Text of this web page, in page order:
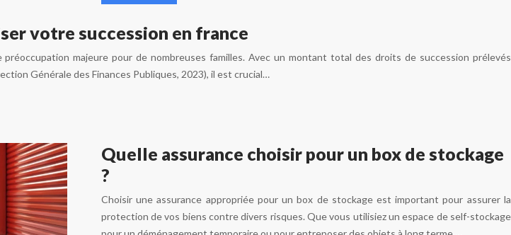
votre succession en france
majeure pour de nombreuses familles. Avec un montant total des droits de succession prélevés
Générale des Finances Publiques, 2023), il est crucial…
Quelle assurance choisir pour un box de stockage
?
Choisir une assurance appropriée pour un box de stockage est important pour assurer la
protection de vos biens contre divers risques. Que vous utilisiez un espace de self-stockage